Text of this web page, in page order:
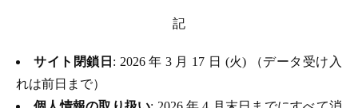
記
サイト閉鎖日 : 2026 年 3 月 17 日 (火) （データ受け入
れは前日まで）